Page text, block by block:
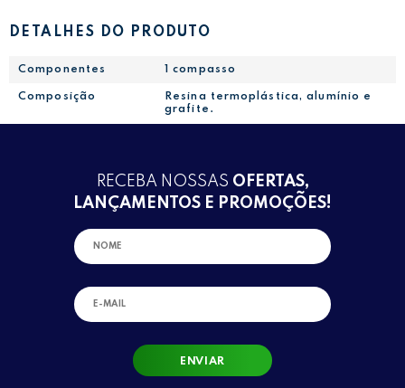
DETALHES DO PRODUTO
Componentes 1 compasso
Composição
Resina termoplástica, alumínio e
grafite.
RECEBA NOSSAS OFERTAS,
LANÇAMENTOS E PROMOÇÕES!
ENVIAR